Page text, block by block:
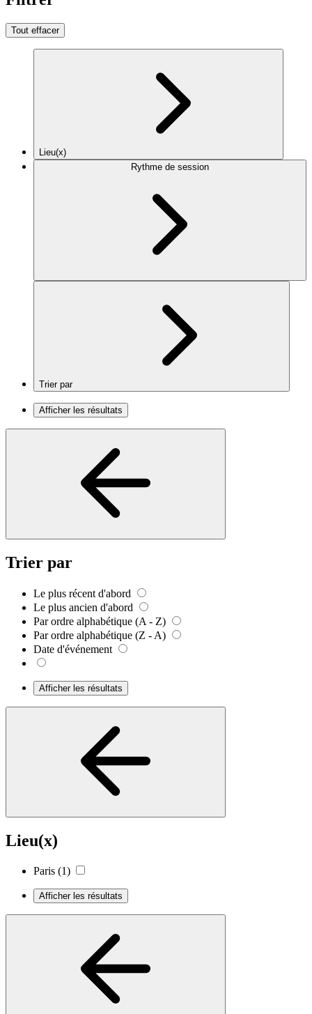
Tout effacer
Lieu(x)
Rythme de session
Trier par
Afficher les résultats
Trier par
Le plus récent d'abord
Le plus ancien d'abord
Par ordre alphabétique (A - Z)
Par ordre alphabétique (Z - A)
Date d'événement
Afficher les résultats
Lieu(x)
Paris (1)
Afficher les résultats